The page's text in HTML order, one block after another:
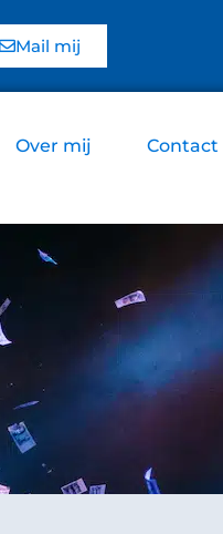
Mail mij
Over mij Contact